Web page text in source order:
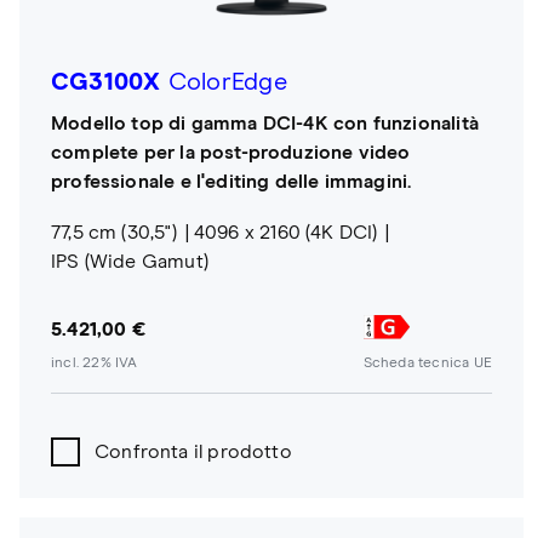
CG3100X ColorEdge
Modello top di gamma DCI-4K con funzionalità
complete per la post-produzione video
professionale e l'editing delle immagini.
77,5 cm (30,5")
4096 x 2160 (4K DCI)
IPS (Wide Gamut)
5.421,00 €
incl. 22% IVA Scheda tecnica UE
Confronta il prodotto